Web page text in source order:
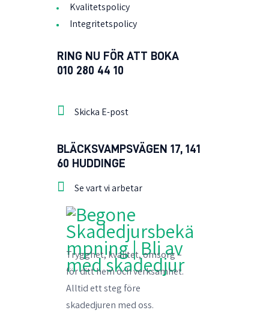
Kvalitetspolicy
Integritetspolicy
RING NU FÖR ATT BOKA
010 280 44 10
Skicka E-post
BLÄCKSVAMPSVÄGEN 17, 141
60 HUDDINGE
Se vart vi arbetar
Trygghet, kvalitet, omsorg –
för ditt hem och verksamhet.
Alltid ett steg före
skadedjuren med oss.